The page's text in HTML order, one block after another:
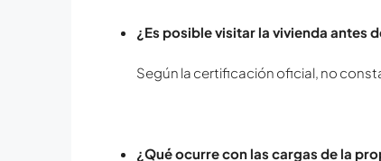
¿Es posible visitar la vivienda antes
Según la certificación oficial, no
¿Qué ocurre con las cargas de la